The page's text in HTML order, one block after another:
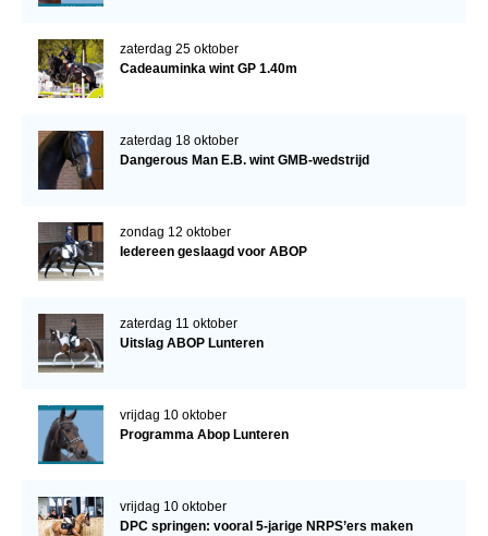
zaterdag 25 oktober
Cadeauminka wint GP 1.40m
zaterdag 18 oktober
Dangerous Man E.B. wint GMB-wedstrijd
zondag 12 oktober
Iedereen geslaagd voor ABOP
zaterdag 11 oktober
Uitslag ABOP Lunteren
vrijdag 10 oktober
Programma Abop Lunteren
vrijdag 10 oktober
DPC springen: vooral 5-jarige NRPS’ers maken